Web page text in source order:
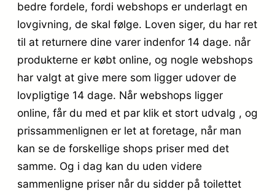
bedre fordele, fordi webshops er underlagt en
lovgivning, de skal følge. Loven siger, du har ret
til at returnere dine varer indenfor 14 dage. når
produkterne er købt online, og nogle webshops
har valgt at give mere som ligger udover de
lovpligtige 14 dage. Når webshops ligger
online, får du med et par klik et stort udvalg , og
prissammenlignen er let at foretage, når man
kan se de forskellige shops priser med det
samme. Og i dag kan du uden videre
sammenligne priser når du sidder på toilettet